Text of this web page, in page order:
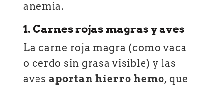
anemia.
1. Carnes rojas magras y aves
La carne roja magra (como vaca
o cerdo sin grasa visible) y las
avesaportan hierro hemo, que